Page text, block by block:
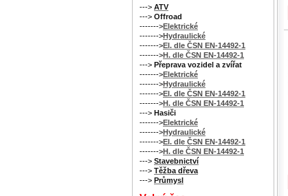
---> ATV
---> Offroad
------->Elektrické
------->Hydraulické
------->El. dle ČSN EN-14492-1
------->H. dle ČSN EN-14492-1
---> Přeprava vozidel a zvířat
------->Elektrické
------->Hydraulické
------->El. dle ČSN EN-14492-1
------->H. dle ČSN EN-14492-1
---> Hasiči
------->Elektrické
------->Hydraulické
------->El. dle ČSN EN-14492-1
------->H. dle ČSN EN-14492-1
---> Stavebnictví
---> Těžba dřeva
---> Průmysl